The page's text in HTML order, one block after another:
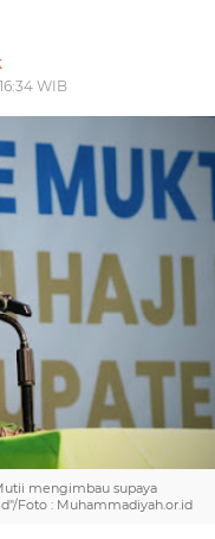
WIB
mengimbau supaya
Foto : Muhammadiyah.or.id